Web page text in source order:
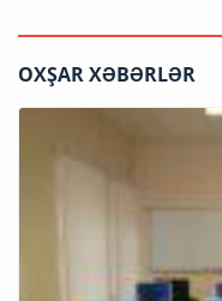
OXŞAR XƏBƏRLƏR